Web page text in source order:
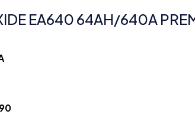
EA640 64AH/640A